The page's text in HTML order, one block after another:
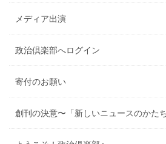
メディア出演
政治倶楽部へログイン
寄付のお願い
創刊の決意〜「新しいニュースのかた